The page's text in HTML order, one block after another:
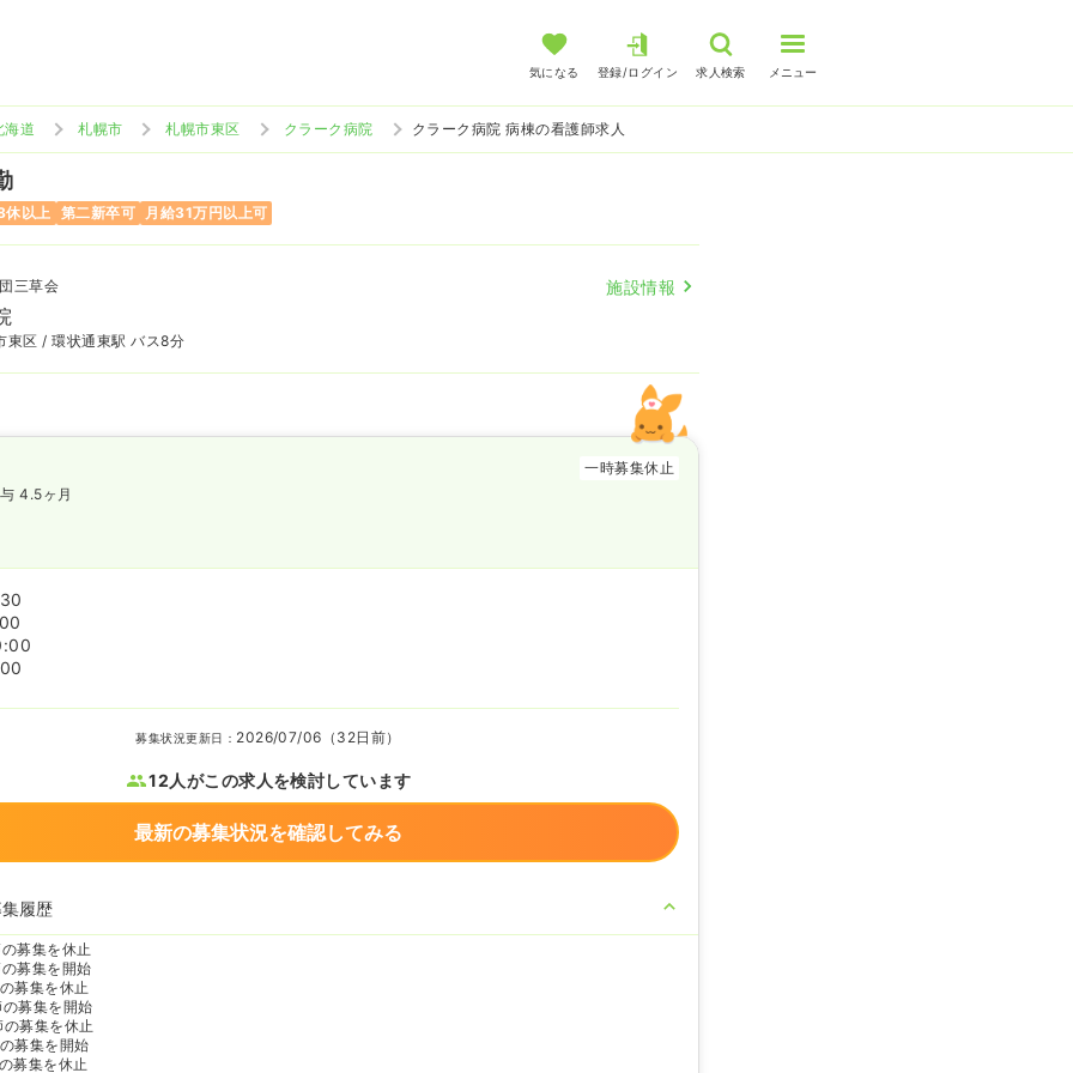
気になる 登録/ログイン 求人検索 メニュー
海道 札幌市 札幌市東区 クラーク病院 クラーク病院 病棟の看護師求人
休以上 第二新卒可 月給31万円以上可
三草会 施設情報
東区 / 環状通東駅 バス8分
一時募集休止
4.5ヶ月
募集状況更新日： 2026/07/06（32日前）
12人がこの求人を検討しています
最新の募集状況を確認してみる
履歴
募集を休止
募集を開始
募集を休止
募集を開始
募集を休止
募集を開始
募集を休止